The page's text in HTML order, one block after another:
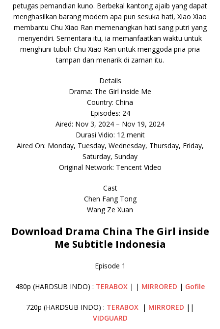
petugas pemandian kuno. Berbekal kantong ajaib yang dapat
menghasilkan barang modern apa pun sesuka hati, Xiao Xiao
membantu Chu Xiao Ran memenangkan hati sang putri yang
menyendiri. Sementara itu, ia memanfaatkan waktu untuk
menghuni tubuh Chu Xiao Ran untuk menggoda pria-pria
tampan dan menarik di zaman itu.
Details
Drama: The Girl inside Me
Country: China
Episodes: 24
Aired: Nov 3, 2024 – Nov 19, 2024
Durasi Vidio: 12 menit
Aired On: Monday, Tuesday, Wednesday, Thursday, Friday,
Saturday, Sunday
Original Network: Tencent Video
Cast
Chen Fang Tong
Wang Ze Xuan
Download Drama China The Girl inside
Me Subtitle Indonesia
Episode 1
480p (HARDSUB INDO) : TERABOX | | MIRRORED | Gofile
720p (HARDSUB INDO) : TERABOX | MIRRORED ||
VIDGUARD